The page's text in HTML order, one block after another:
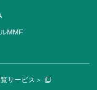
MMF
サービス＞